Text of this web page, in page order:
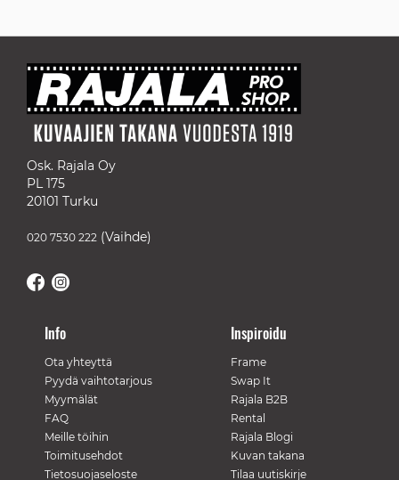
page
Osk. Rajala Oy
PL 175
20101 Turku
020 7530 222 (Vaihde)
Info
Ota yhteyttä
Pyydä vaihtotarjous
Myymälät
FAQ
Meille töihin
Toimitusehdot
Tietosuojaseloste
Inspiroidu
Frame
Swap It
Rajala B2B
Rental
Rajala Blogi
Kuvan takana
Tilaa uutiskirje